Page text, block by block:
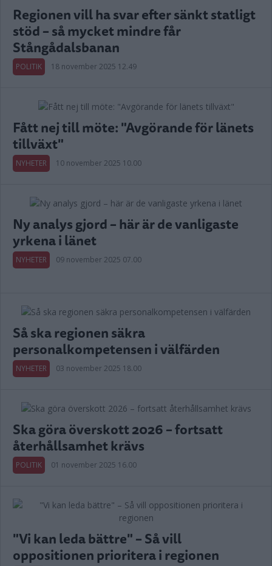
Regionen vill ha svar efter sänkt statligt
stöd – så mycket mindre får
Stångådalsbanan
POLITIK 18 november 2025 12.49
Fått nej till möte: "Avgörande för länets
tillväxt"
NYHETER 10 november 2025 10.00
Ny analys gjord – här är de vanligaste
yrkena i länet
NYHETER 09 november 2025 07.00
Så ska regionen säkra
personalkompetensen i välfärden
NYHETER 03 november 2025 18.00
Ska göra överskott 2026 – fortsatt
återhållsamhet krävs
POLITIK 01 november 2025 16.00
"Vi kan leda bättre" – Så vill
oppositionen prioritera i regionen